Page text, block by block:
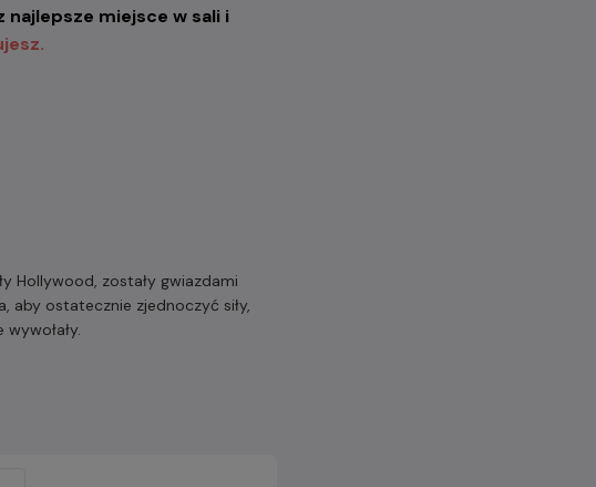
najlepsze miejsce w sali i
Hollywood, zostały gwiazdami
aby ostatecznie zjednoczyć siły,